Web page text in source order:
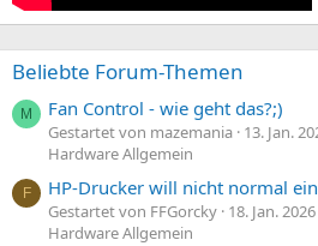
Beliebte Forum-Themen
M Fan Control - wie geht das?;)
Gestartet von mazemania 13. Jan.
Hardware Allgemein
F HP-Drucker will nicht normal
Gestartet von FFGorcky 18. Jan. 2026
Hardware Allgemein